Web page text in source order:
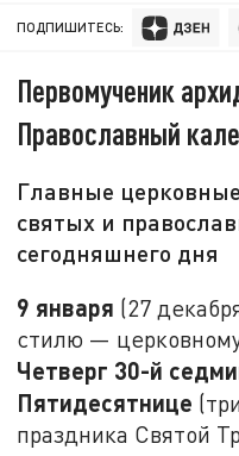
ПОДПИШИТЕСЬ:
Первомученик
Православный
Главные
святых и
сегодняшнего дня
9 января (27
стилю —
Четверг 30-й
Пятидесятнице
праздника Святой